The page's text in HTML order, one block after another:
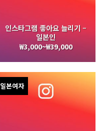
인스타그램 좋아요 늘리기 –
일본인
₩3,000~₩39,000
일본여자